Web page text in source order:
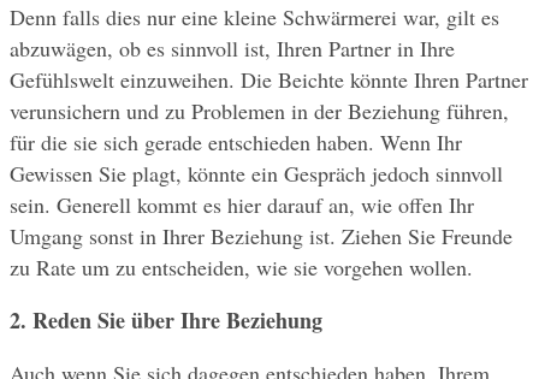
Denn falls dies nur eine kleine Schwärmerei war, gilt es
abzuwägen, ob es sinnvoll ist, Ihren Partner in Ihre
Gefühlswelt einzuweihen. Die Beichte könnte Ihren Partner
verunsichern und zu Problemen in der Beziehung führen,
für die sie sich gerade entschieden haben. Wenn Ihr
Gewissen Sie plagt, könnte ein Gespräch jedoch sinnvoll
sein. Generell kommt es hier darauf an, wie offen Ihr
Umgang sonst in Ihrer Beziehung ist. Ziehen Sie Freunde
zu Rate um zu entscheiden, wie sie vorgehen wollen.
2. Reden Sie über Ihre Beziehung
Auch wenn Sie sich dagegen entschieden haben, Ihrem